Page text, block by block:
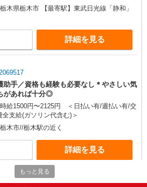
栃木県栃木市 【最寄駅】東武日光線「静和」
詳細を見る
助手／資格も経験も必要なし＊やさしい気
があれば十分◎
時給1500円〜2125円 ＜日払い有/週払い有/交
全支給(ガソリン代含む)＞
栃木市//栃木駅の近く
詳細を見る
株式会社 メディカルケア事業部/宇都宮オフ
もっと見る